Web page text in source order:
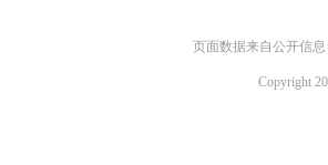
页面数据来自公开信
Copyright